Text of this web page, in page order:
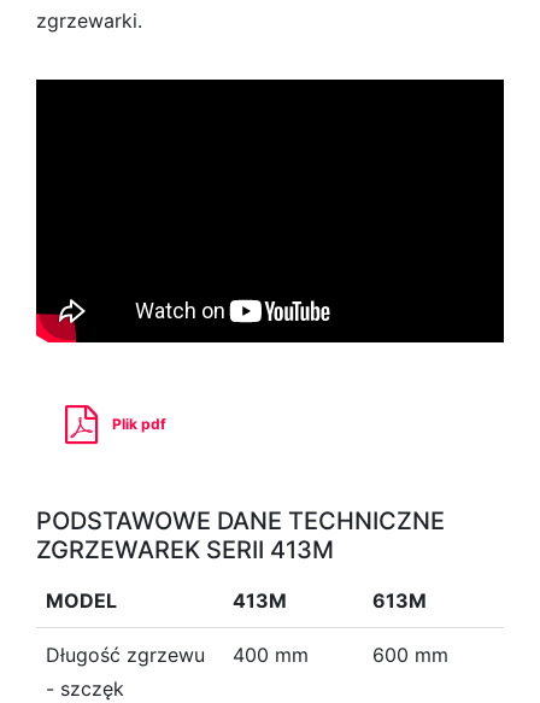
zgrzewarki.
Plik pdf
PODSTAWOWE DANE TECHNICZNE
ZGRZEWAREK SERII 413M
MODEL 413M 613M
Długość zgrzewu
- szczęk
400 mm 600 mm